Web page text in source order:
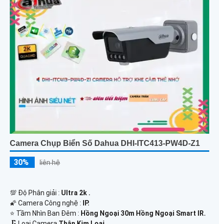
Camera Chụp Biển Số Dahua DHI-ITC413-PW4D-Z1
30% liên hệ
💯 Độ Phân giải : Ultra 2k .
🌠 Camera Công nghệ : IP.
⭐ Tầm Nhìn Ban Đêm : Hồng Ngoại 30m Hồng Ngoại Smart IR.